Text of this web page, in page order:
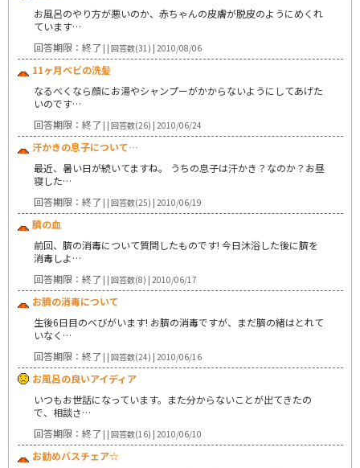
お風呂のやり方が悪いのか、赤ちゃんの皮膚が脱皮のようにめくれ
ています…
回答期限：終了 | | 回答数(31) | 2010/08/06
11ヶ月ベビの洗髪
なるべくなら顔にお湯やシャンプーがかからないようにしてあげた
いのです…
回答期限：終了 | | 回答数(26) | 2010/06/24
汗かきの息子について…
最近、暑い日が続いてますね。 うちの息子は汗かき？なのか？お昼
寝した…
回答期限：終了 | | 回答数(25) | 2010/06/19
臍の血
前回、臍の消毒について質問したものです! 今日沐浴した後に臍を
消毒しよ…
回答期限：終了 | | 回答数(8) | 2010/06/17
お臍の消毒について
生後6日目のべびがいます! お臍の消毒ですが、まだ臍の緒はとれて
いなく…
回答期限：終了 | | 回答数(24) | 2010/06/16
お風呂の良いアイディア
いつもお世話になっています。また分からないことが出てきたの
で、相談さ…
回答期限：終了 | | 回答数(16) | 2010/06/10
お勧めバスチェア☆